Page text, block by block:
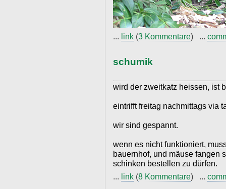
... link (3 Kommentare) ...
schumik
wird der zweitkatz heissen, ist
eintrifft freitag nachmittags via
wir sind gespannt.
wenn es nicht funktioniert,
bauernhof, und mäuse fangen
schinken bestellen zu dürfen.
... link (8 Kommentare) ...